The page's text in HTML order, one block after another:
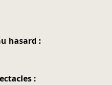
hasard :
: